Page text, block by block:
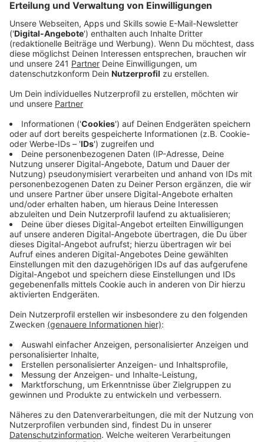
Diskussion.
Veröffentlicht:Dienstag, 25.02.2025 10:36
Anzeige
Stadtfest, Knollenfest und Simon-Juda-
Markt
Anzeige
In Euskirchen wird es auch in diesem Jahr mindestens
drei verkaufsoffene Sonntage geben. Der
Euskirchener Stadtrat hat die Termine festgelegt, die
mit beliebten Veranstaltungen in der Stadt
zusammenfallen. Der erste verkaufsoffene Sonntag
ist für Ende April (27.04.) geplant. Anlass ist das
Stadtfest, das vom Stadtmarketingverein z.eu.s
organisiert wird. Ende September (28.09.) folgt der
nächste Termin, der mit dem Euskirchener Knollenfest
zusammenfällt. Auch hier dürfen die Geschäfte
sonntags öffnen. Zu beiden Veranstaltungen erwartet
z.eu.s jeweils über 40.000 Besucherinnen und Besucher
in der Stadt. Der dritte verkaufsoffene Sonntag ist für
Ende Oktober (26.10.) anlässlich des Simon-Juda-
Marktes vorgesehen.